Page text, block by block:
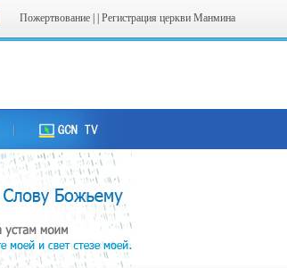
Пожертвование Регистрация церкви Манмина